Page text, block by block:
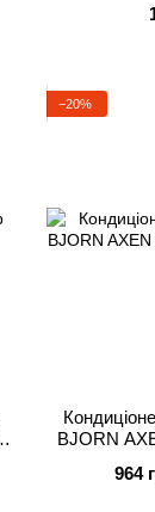
−20%
BJORN
964